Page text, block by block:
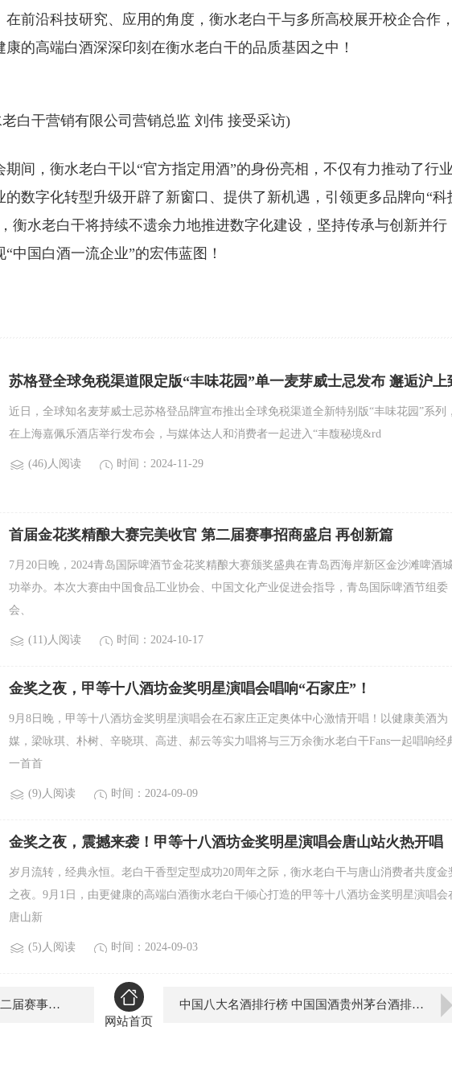
前沿科技研究、应用的角度，衡水老白干与多所高校展开校企合作，
的高端白酒深深印刻在衡水老白干的品质基因之中！
白干营销有限公司营销总监 刘伟 接受采访)
间，衡水老白干以“官方指定用酒”的身份亮相，不仅有力推动了行
数字化转型升级开辟了新窗口、提供了新机遇，引领更多品牌向“科
衡水老白干将持续不遗余力地推进数字化建设，坚持传承与创新并行
中国白酒一流企业”的宏伟蓝图！
苏格登全球免税渠道限定版“丰味花园”单一麦芽威士忌发布 邂逅沪上
近日，全球知名麦芽威士忌苏格登品牌宣布推出全球免税渠道全新特别版“丰味花园”系列
在上海嘉佩乐酒店举行发布会，与媒体达人和消费者一起进入“丰馥秘境&rd
(46)人阅读 时间：2024-11-29
首届金花奖精酿大赛完美收官 第二届赛事招商盛启 再创新篇
7月20日晚，2024青岛国际啤酒节金花奖精酿大赛颁奖盛典在青岛西海岸新区金沙滩啤酒
功举办。本次大赛由中国食品工业协会、中国文化产业促进会指导，青岛国际啤酒节组委
会、
(11)人阅读 时间：2024-10-17
金奖之夜，甲等十八酒坊金奖明星演唱会唱响“石家庄”！
9月8日晚，甲等十八酒坊金奖明星演唱会在石家庄正定奥体中心激情开唱！以健康美酒为
媒，梁咏琪、朴树、辛晓琪、高进、郝云等实力唱将与三万余衡水老白干Fans一起唱响经
一首首
(9)人阅读 时间：2024-09-09
金奖之夜，震撼来袭！甲等十八酒坊金奖明星演唱会唐山站火热开唱
岁月流转，经典永恒。老白干香型定型成功20周年之际，衡水老白干与唐山消费者共度金
之夜。9月1日，由更健康的高端白酒衡水老白干倾心打造的甲等十八酒坊金奖明星演唱会
唐山新
(5)人阅读 时间：2024-09-03
首届金花奖精酿大赛完美收官 第二届赛事招商盛启 再创新篇
网站首页
中国八大名酒排行榜 中国国酒贵州茅台酒排名第一 已有800年历史